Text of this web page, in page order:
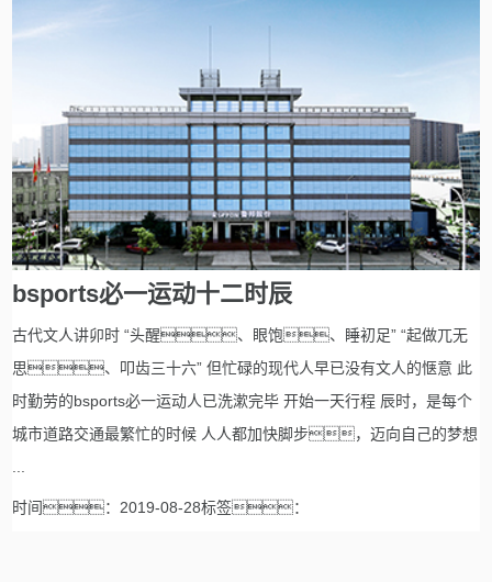
bsports必一运动十二时辰
古代文人讲卯时 “头醒、眼饱、睡初足” “起做兀无
思、叩齿三十六” 但忙碌的现代人早已没有文人的惬意 此
时勤劳的bsports必一运动人已洗漱完毕 开始一天行程 辰时，是每个
城市道路交通最繁忙的时候 人人都加快脚步，迈向自己的梦想
时间：2019-08-28标签：